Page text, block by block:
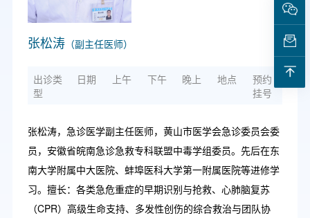
张松涛 （副主任医师）
出诊类
型
日期 上午 下午 晚上 地点
预约
挂号
张松涛，急诊医学副主任医师，黄山市医学会急诊委员会委
员，安徽省皖南急诊急救专科联盟中毒学组委员。先后在东
南大学附属中大医院、蚌埠医科大学第一附属医院等进修学
习。擅长：各类急危重症的早期识别与抢救、心肺脑复苏
（CPR）高级生命支持、多发性创伤的综合救治与团队协